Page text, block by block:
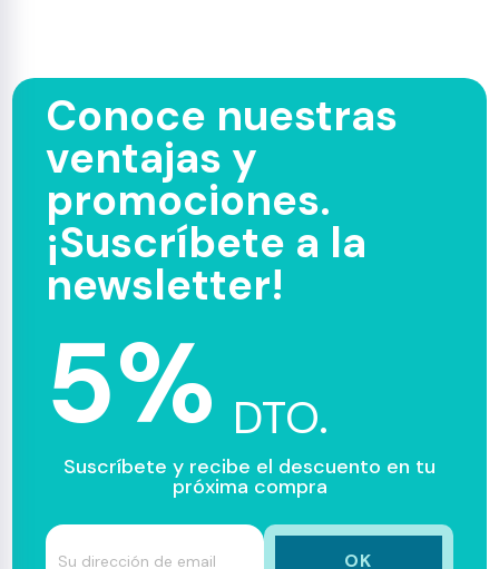
Conoce nuestras
ventajas y
promociones.
¡Suscríbete a la
newsletter!
5% DTO.
Suscríbete y recibe el descuento en tu
próxima compra